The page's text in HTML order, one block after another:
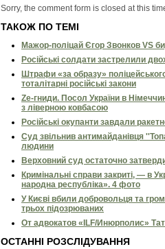
Sorry, the comment form is closed at this
ТАКОЖ ПО ТЕМІ
Мажор-поліцай Єгор Звонков VS
Російські солдати застрелили
Штрафи «за образу»
тоталітарні російські закони
Ze-гниди. Посол України в
з ліверною ковбасою
Російські окупанти завдали
Суд звільнив антимайданівця
людини
Верховний суд остаточно
Кримінальні справи закриті, — в
народна республіка». 4 фото
У Києві вбили добровольця та
трьох підозрюваних
От адвокатов «ILF/Инюрполис»
ОСТАННІ РОЗСЛІДУВАННЯ